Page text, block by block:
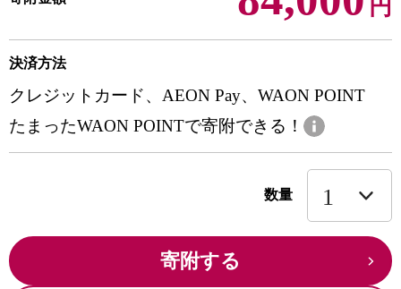
円
決済方法
クレジットカード、AEON Pay、WAON POINT
たまったWAON POINTで寄附できる！
数量
寄附する